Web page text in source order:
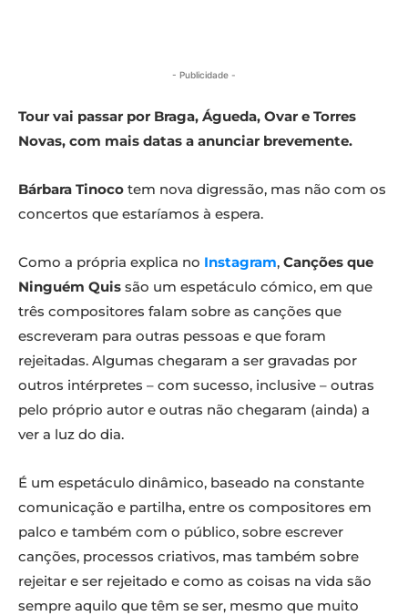
- Publicidade -
Tour vai passar por Braga, Águeda, Ovar e Torres
Novas, com mais datas a anunciar brevemente.
Bárbara Tinoco tem nova digressão, mas não com os
concertos que estaríamos à espera.
Como a própria explica no Instagram, Canções que
Ninguém Quis são um espetáculo cómico, em que
três compositores falam sobre as canções que
escreveram para outras pessoas e que foram
rejeitadas. Algumas chegaram a ser gravadas por
outros intérpretes – com sucesso, inclusive – outras
pelo próprio autor e outras não chegaram (ainda) a
ver a luz do dia.
É um espetáculo dinâmico, baseado na constante
comunicação e partilha, entre os compositores em
palco e também com o público, sobre escrever
canções, processos criativos, mas também sobre
rejeitar e ser rejeitado e como as coisas na vida são
sempre aquilo que têm se ser, mesmo que muito